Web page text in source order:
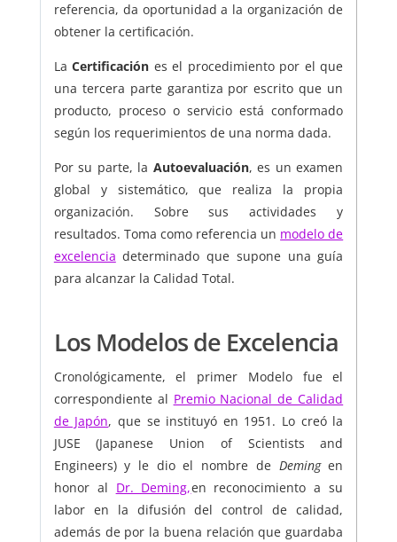
referencia, da oportunidad a la organización de
obtener la certificación.
LaCertificación es el procedimiento por el que
una tercera parte garantiza por escrito que un
producto, proceso o servicio está conformado
según los requerimientos de una norma dada.
Por su parte, la Autoevaluación, es un examen
global y sistemático, que realiza la propia
organización. Sobre sus actividades y
resultados. Toma como referencia un modelo de
excelencia determinado que supone una guía
para alcanzar la Calidad Total.
Los Modelos de Excelencia
Cronológicamente, el primer Modelo fue el
correspondiente al Premio Nacional de Calidad
de Japón, que se instituyó en 1951. Lo creó la
JUSE (Japanese Union of Scientists and
Engineers) y le dio el nombre de Demingen
honor al Dr. Deming,en reconocimiento a su
labor en la difusión del control de calidad,
además de por la buena relación que guardaba